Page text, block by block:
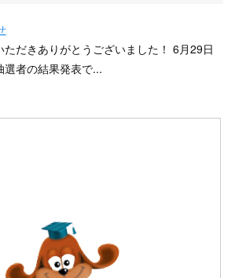
だきありがとうございました！ 6月29日
者の結果発表で...